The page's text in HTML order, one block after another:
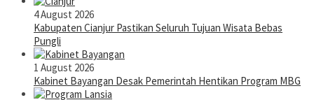
4 August 2026
Kabupaten Cianjur Pastikan Seluruh Tujuan Wisata Bebas
Pungli
1 August 2026
Kabinet Bayangan Desak Pemerintah Hentikan Program MBG